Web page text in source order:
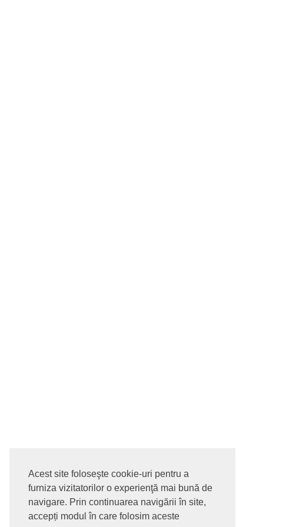
Acest site foloseşte cookie-uri pentru a
furniza vizitatorilor o experienţă mai bună de
navigare. Prin continuarea navigării în site,
accepți modul în care folosim aceste